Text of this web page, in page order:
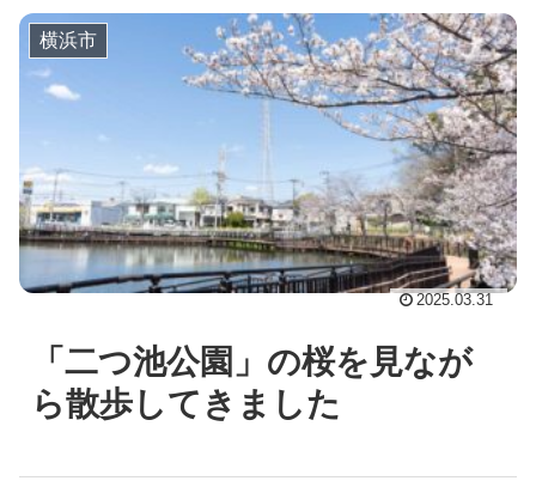
横浜市
「二つ池公園」の桜を見なが
ら散歩してきました
2025.03.31